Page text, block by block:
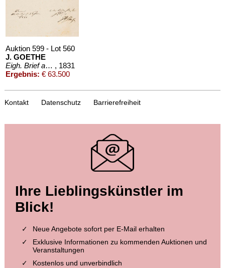
Auktion 599 - Lot 560
J. GOETHE
Eigh. Brief an A. von Humboldt. 1/2 S.
, 1831
Ergebnis: € 63.500
Auktion 287 - Lot 1103
STAMMBUCH 1791
Stammbuch des Theologen L. Creutzer, Jena 1791.
Ergebnis:€ 53.820
Kontakt Datenschutz Barrierefreiheit
Ihre Lieblingskünstler im
Blick!
Neue Angebote sofort per E-Mail erhalten
Exklusive Informationen zu kommenden Auktionen und
Veranstaltungen
Kostenlos und unverbindlich